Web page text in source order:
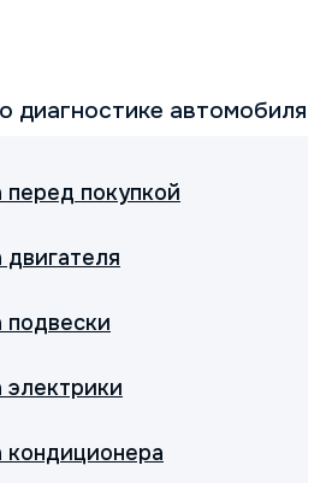
диагностике автомобиля
перед покупкой
двигателя
подвески
электрики
кондиционера